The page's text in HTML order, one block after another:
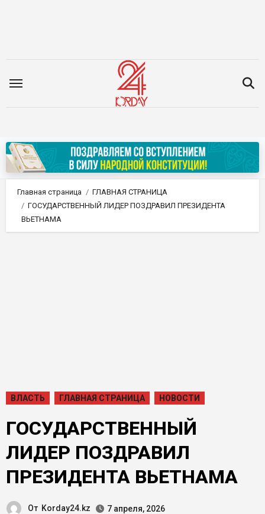
Главная страница
ГЛАВНАЯ СТРАНИЦА
ГОСУДАРСТВЕННЫЙ ЛИДЕР ПОЗДРАВИЛ ПРЕЗИДЕНТА
ВЬЕТНАМА
ВЛАСТЬ ГЛАВНАЯ СТРАНИЦА НОВОСТИ
ГОСУДАРСТВЕННЫЙ
ЛИДЕР ПОЗДРАВИЛ
ПРЕЗИДЕНТА ВЬЕТНАМА
От Korday24.kz 7 апреля, 2026